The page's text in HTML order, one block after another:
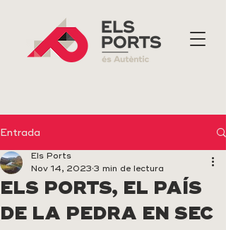
Entrada
ELS PORTS, EL PAÍS
DE LA PEDRA EN SEC
Els Ports
Nov 14, 2023 3 min de lectura